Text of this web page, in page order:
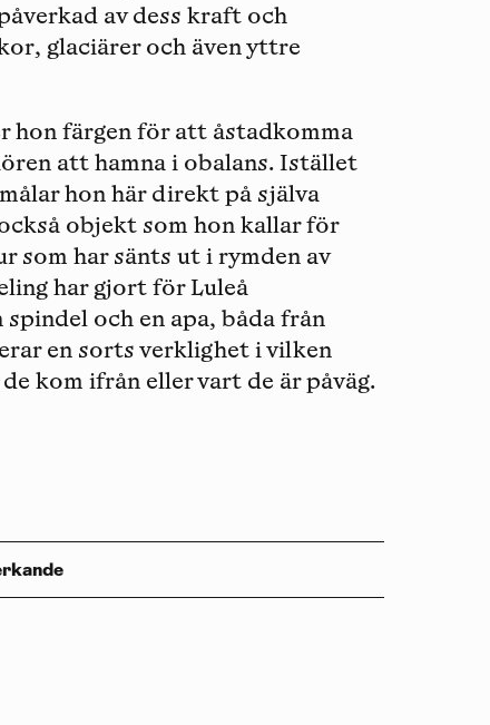
av dess kraft och
glaciärer och även yttre
hon färgen för att åstadkomma
att hamna i obalans. Istället
hon här direkt på själva
objekt som hon kallar för
som har sänts ut i rymden av
har gjort för Luleå
och en apa, båda från
en sorts verklighet i vilken
kom ifrån eller vart de är påväg.